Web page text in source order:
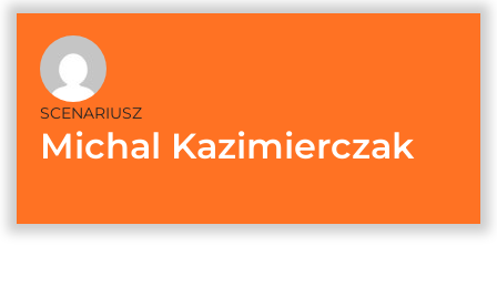
SCENARIUSZ
Michal Kazimierczak